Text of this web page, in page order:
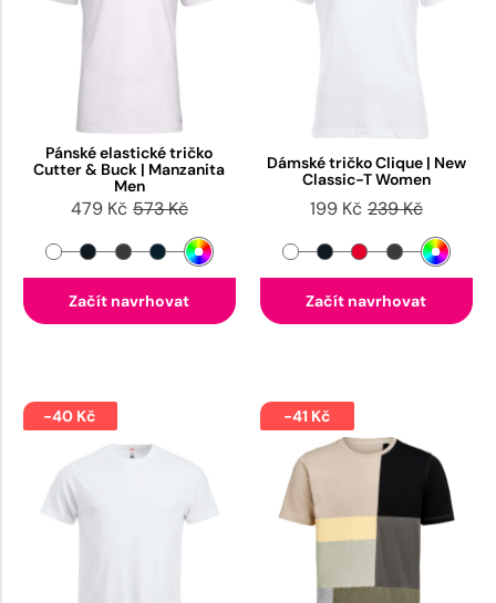
Pánské elastické tričko
Cutter & Buck | Manzanita
Men
479 Kč 573 Kč
Začít navrhovat
Dámské tričko Clique | New
Classic-T Women
199 Kč 239 Kč
Začít navrhovat
-40 Kč -41 Kč